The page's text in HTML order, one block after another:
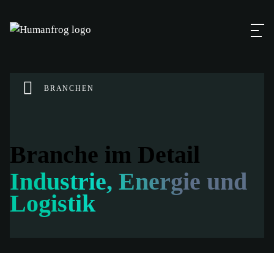
BRANCHEN
Branche im Detail
Industrie, Energie und
Logistik